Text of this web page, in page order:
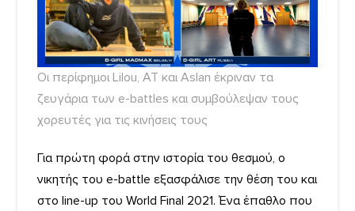
Οι περίφημοι Lilou, AT και Αslan έκριναν τα
ζευγάρια των e-battles και συμβούλεψαν τους
χορευτές για τις κινήσεις τους
Για πρώτη φορά στην ιστορία του θεσμού, ο
νικητής του e-battle εξασφάλισε την θέση του και
στο line-up του World Final 2021. Ένα έπαθλο που